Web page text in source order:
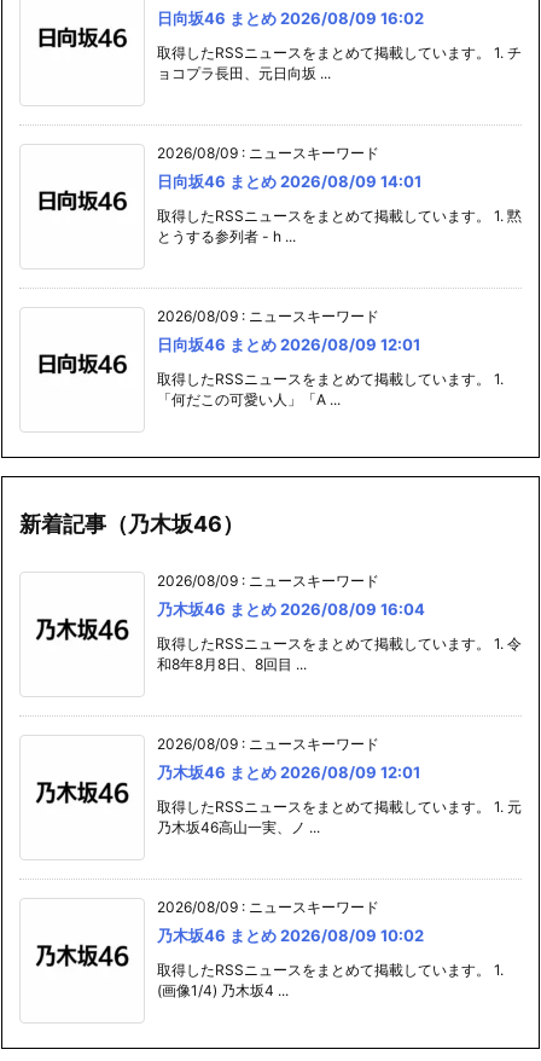
日向坂46 まとめ 2026/08/09 16:02
取得したRSSニュースをまとめて掲載しています。 1. チ
ョコプラ長田、元日向坂 ...
2026/08/09 : ニュースキーワード
日向坂46 まとめ 2026/08/09 14:01
取得したRSSニュースをまとめて掲載しています。 1. 黙
とうする参列者 - h ...
2026/08/09 : ニュースキーワード
日向坂46 まとめ 2026/08/09 12:01
取得したRSSニュースをまとめて掲載しています。 1.
「何だこの可愛い人」「A ...
新着記事（乃木坂46）
2026/08/09 : ニュースキーワード
乃木坂46 まとめ 2026/08/09 16:04
取得したRSSニュースをまとめて掲載しています。 1. 令
和8年8月8日、8回目 ...
2026/08/09 : ニュースキーワード
乃木坂46 まとめ 2026/08/09 12:01
取得したRSSニュースをまとめて掲載しています。 1. 元
乃木坂46高山一実、ノ ...
2026/08/09 : ニュースキーワード
乃木坂46 まとめ 2026/08/09 10:02
取得したRSSニュースをまとめて掲載しています。 1.
(画像1/4) 乃木坂4 ...